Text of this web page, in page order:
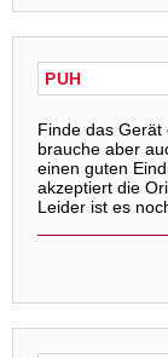
PUH
Finde das Gerät
brauche aber
einen guten
akzeptiert die
Leider ist es